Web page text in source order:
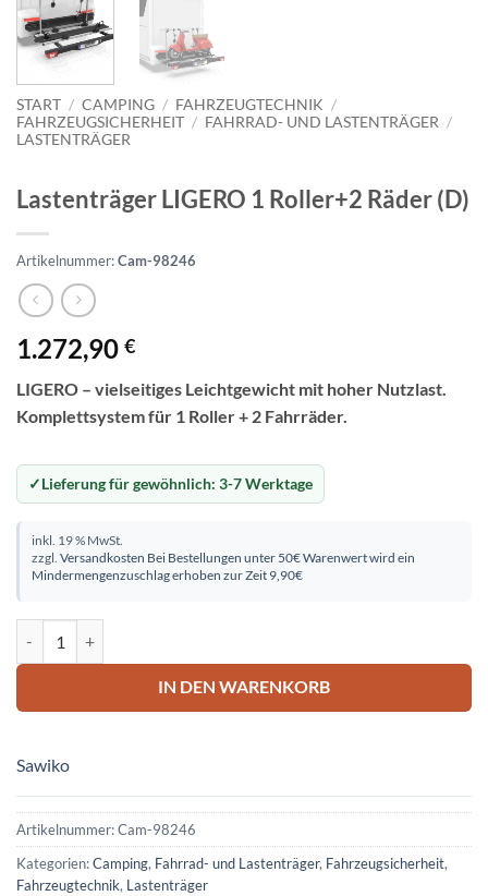
START / CAMPING / FAHRZEUGTECHNIK /
FAHRZEUGSICHERHEIT / FAHRRAD- UND LASTENTRÄGER /
LASTENTRÄGER
Lastenträger LIGERO 1 Roller+2 Räder (D)
Artikelnummer:Cam-98246
1.272,90 €
LIGERO – vielseitiges Leichtgewicht mit hoher Nutzlast.
Komplettsystem für 1 Roller + 2 Fahrräder.
Lieferung für gewöhnlich: 3-7 Werktage
inkl. 19 % MwSt.
zzgl. Versandkosten Bei Bestellungen unter 50€ Warenwert wird ein
Mindermengenzuschlag erhoben zur Zeit 9,90€
IN DEN WARENKORB
Sawiko
Artikelnummer:Cam-98246
Kategorien:Camping, Fahrrad- und Lastenträger, Fahrzeugsicherheit,
Fahrzeugtechnik, Lastenträger